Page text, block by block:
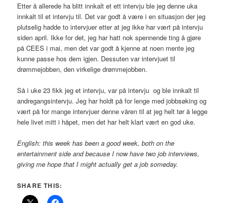
Etter å allerede ha blitt innkalt et ett intervju ble jeg denne uka
innkalt til et intervju til. Det var godt å være i en situasjon der jeg
plutselig hadde to intervjuer etter at jeg ikke har vært på intervju
siden april. Ikke for det, jeg har hatt nok spennende ting å gjøre
på CEES i mai, men det var godt å kjenne at noen mente jeg
kunne passe hos dem igjen. Dessuten var intervjuet til
drømmejobben, den virkelige drømmejobben.
Så i uke 23 fikk jeg et intervju, var på intervju og ble innkalt til
andregangsintervju. Jeg har holdt på for lenge med jobbsøking og
vært på for mange intervjuer denne våren til at jeg helt tør å legge
hele livet mitt i håpet, men det har helt klart vært en god uke.
English: this week has been a good week, both on the
entertainment side and because I now have two job interviews,
giving me hope that I might actually get a job someday.
SHARE THIS: